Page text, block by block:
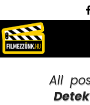
All